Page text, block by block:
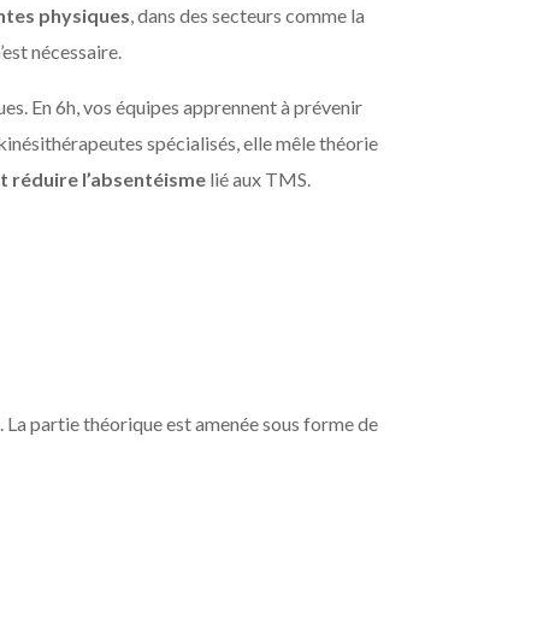
physiques, dans des secteurs comme la
nécessaire.
En 6h, vos équipes apprennent à prévenir
spécialisés, elle mêle théorie
réduire l’absentéisme lié aux TMS.
. La partie théorique est amenée sous forme de